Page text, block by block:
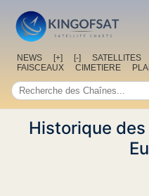
NEWS [+] [-] SATELLITES
FAISCEAUX
CIMETIERE
Historique